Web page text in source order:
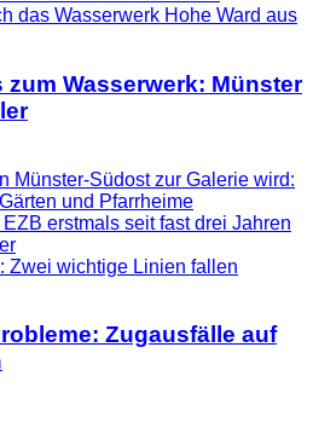
Wasserwerk: Münster
Münster-Südost zur Galerie wird:
und Pfarrheime
erstmals seit fast drei Jahren
Zugausfälle auf